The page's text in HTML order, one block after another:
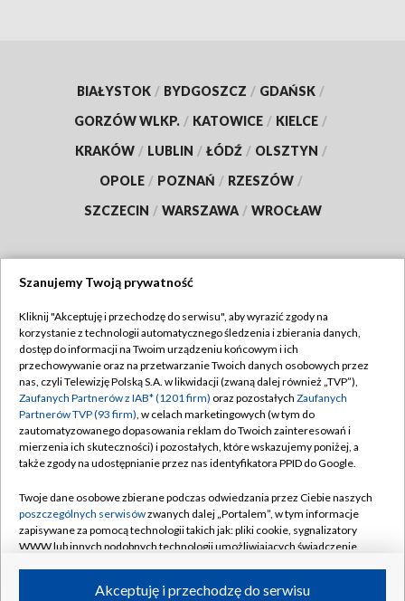
BIAŁYSTOK / BYDGOSZCZ / GDAŃSK /
GORZÓW WLKP. / KATOWICE / KIELCE /
KRAKÓW / LUBLIN / ŁÓDŹ / OLSZTYN /
OPOLE / POZNAŃ / RZESZÓW /
SZCZECIN / WARSZAWA / WROCŁAW
TVP
Abonament TVP
Emisja w TVP
Centrum informacji TVP
Naziemna Telewizja Cyfrowa
Rada Programowa
System NOS
Informacje o nadawcy
Regulamin TVP
Polityka prywatności
Moje zgody
Pomoc
Kontakt
Kanały
Szanujemy Twoją prywatność
Kliknij "Akceptuję i przechodzę do serwisu", aby wyrazić zgody na
korzystanie z technologii automatycznego śledzenia i zbierania danych,
dostęp do informacji na Twoim urządzeniu końcowym i ich
przechowywanie oraz na przetwarzanie Twoich danych osobowych przez
nas, czyli Telewizję Polską S.A. w likwidacji (zwaną dalej również „TVP”),
Zaufanych Partnerów z IAB* (1201 firm) oraz pozostałych Zaufanych
Partnerów TVP (93 firm), w celach marketingowych (w tym do
zautomatyzowanego dopasowania reklam do Twoich zainteresowań i
mierzenia ich skuteczności) i pozostałych, które wskazujemy poniżej, a
także zgody na udostępnianie przez nas identyfikatora PPID do Google.
Twoje dane osobowe zbierane podczas odwiedzania przez Ciebie naszych
poszczególnych serwisówzwanych dalej „Portalem”, w tym informacje
zapisywane za pomocą technologii takich jak: pliki cookie, sygnalizatory
WWW lub innych podobnych technologii umożliwiających świadczenie
ruchu w Internecie.Akceptuję i przechodzę do serwisu